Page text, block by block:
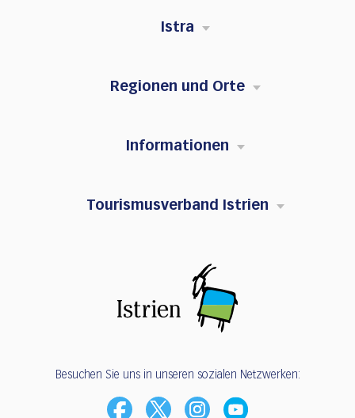
Istra
Regionen und Orte
Informationen
Tourismusverband Istrien
Besuchen Sie uns in unseren sozialen Netzwerken: